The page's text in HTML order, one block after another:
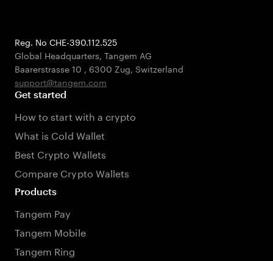
Reg. No CHE-390.112.525
Global Headquarters, Tangem AG
Baarerstrasse 10 , 6300 Zug, Switzerland
support@tangem.com
Get started
How to start with a crypto
What is Cold Wallet
Best Crypto Wallets
Compare Crypto Wallets
Products
Tangem Pay
Tangem Mobile
Tangem Ring